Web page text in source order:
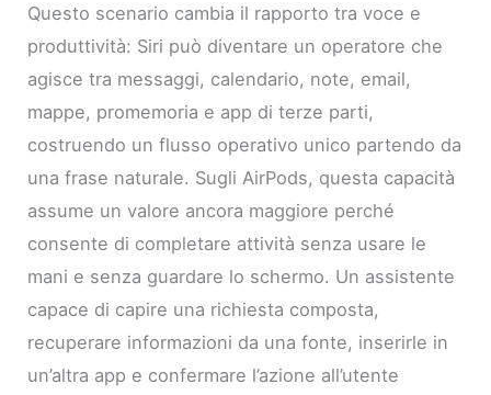
Questo scenario cambia il rapporto tra voce e
produttività: Siri può diventare un operatore che
agisce tra messaggi, calendario, note, email,
mappe, promemoria e app di terze parti,
costruendo un flusso operativo unico partendo da
una frase naturale. Sugli AirPods, questa capacità
assume un valore ancora maggiore perché
consente di completare attività senza usare le
mani e senza guardare lo schermo. Un assistente
capace di capire una richiesta composta,
recuperare informazioni da una fonte, inserirle in
un’altra app e confermare l’azione all’utente